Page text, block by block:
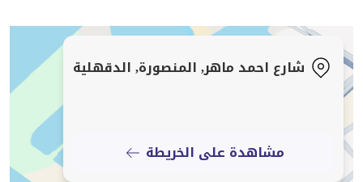
شارع احمد ماهر, المنصورة, الدقهلية
مشاهدة على الخريطة